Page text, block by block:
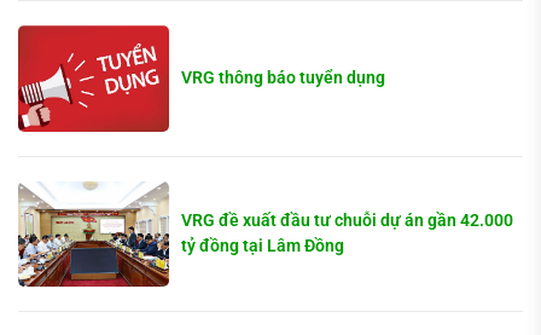
VRG thông báo tuyển dụng
VRG đề xuất đầu tư chuỗi dự án gần 42.000
tỷ đồng tại Lâm Đồng